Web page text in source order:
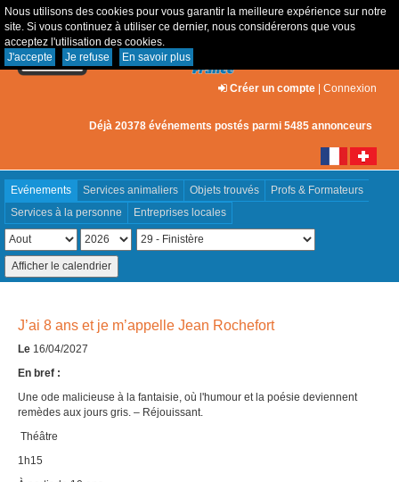
Nous utilisons des cookies pour vous garantir la meilleure expérience sur notre
site. Si vous continuez à utiliser ce dernier, nous considérerons que vous
acceptez l'utilisation des cookies.
J'accepte
Je refuse En savoir plus
Créer un compte | Connexion
Déjà 20378 événements postés parmi 5485 annonceurs
Evénements Services animaliers Objets trouvés
Profs & Formateurs
Services à la personne
Entreprises locales
J’ai 8 ans et je m’appelle Jean Rochefort
Le 16/04/2027
En bref :
Une ode malicieuse à la fantaisie, où l'humour et la poésie deviennent
remèdes aux jours gris. – Réjouissant.
Théâtre
1h15